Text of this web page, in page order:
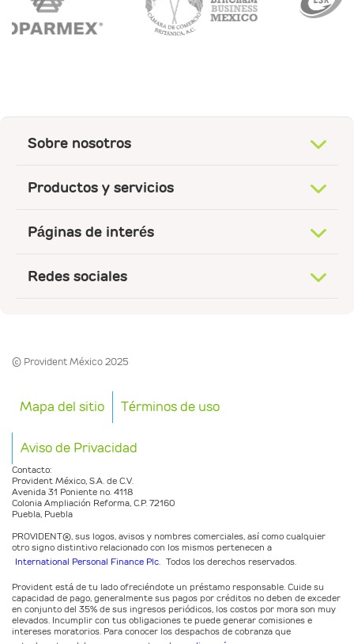
Sobre nosotros
Productos y servicios
Páginas de interés
Redes sociales
© Provident México 2025
Mapa del sitio Términos de uso
Aviso de Privacidad
Contacto:
Provident México, S.A. de C.V.
Avenida 31 Poniente no. 4118
Colonia Ampliación Reforma, C.P. 72160
Puebla, Puebla
PROVIDENT®️, sus logos, avisos y nombres comerciales, así como cualquier
otro signo distintivo relacionado con los mismos pertenecen a
International Personal Finance Plc. Todos los derechos reservados.
Provident está de tu lado ofreciéndote un préstamo responsable. Cuide su
capacidad de pago, generalmente sus pagos por créditos no deben de exceder
en conjunto del 35% de sus ingresos periódicos, los costos por mora son muy
elevados. Incumplir con tus obligaciones te puede generar comisiones e
intereses moratorios. Para conocer los despachos de cobranza que